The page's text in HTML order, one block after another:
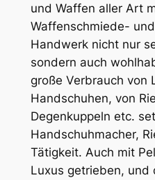
und Waffen aller Art
Waffenschmiede-
Handwerk nicht nur
sondern auch
große Verbrauch von
Handschuhen, von
Degenkuppeln etc.
Handschuhmacher,
Tätigkeit. Auch mit
Luxus getrieben, und